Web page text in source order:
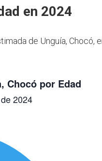
en 2024
de Unguía, Chocó,